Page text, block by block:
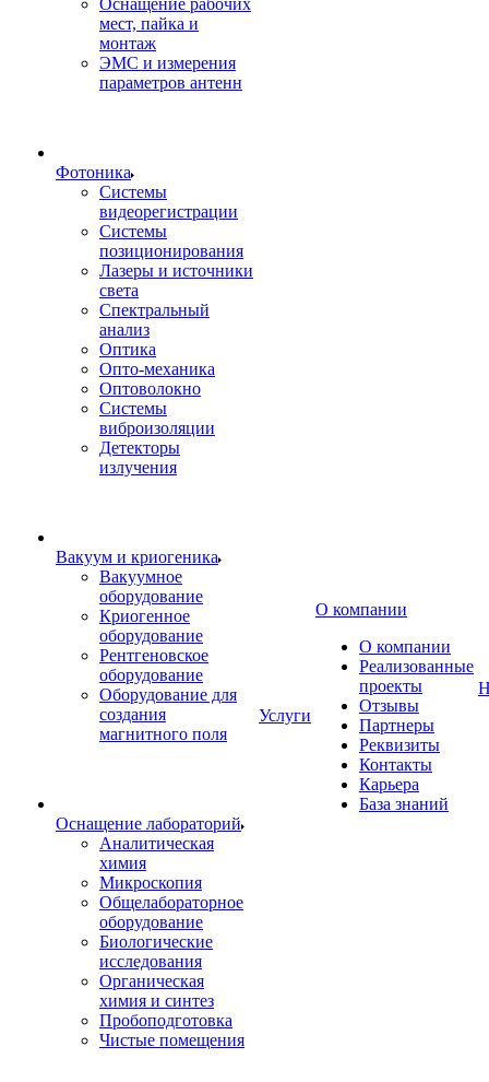
Оснащение рабочих
мест, пайка и
монтаж
ЭМС и измерения
параметров антенн
Фотоника
Cистемы
видеорегистрации
Системы
позиционирования
Лазеры и источники
света
Спектральный
анализ
Оптика
Опто-механика
Оптоволокно
Системы
виброизоляции
Детекторы
излучения
Вакуум и криогеника
Вакуумное
оборудование
Криогенное
оборудование
Рентгеновское
оборудование
Оборудование для
создания
магнитного поля
Оснащение лабораторий
Аналитическая
химия
Микроскопия
Общелабораторное
оборудование
Биологические
исследования
Органическая
химия и синтез
Пробоподготовка
Чистые помещения
Услуги
О компании
О компании
Реализованные
проекты
Отзывы
Партнеры
Реквизиты
Контакты
Карьера
База знаний